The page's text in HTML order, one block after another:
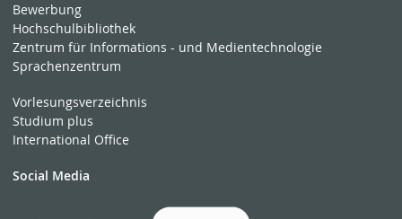
Bewerbung
Hochschulbibliothek
Zentrum für Informations - und Medientechnologie
Sprachenzentrum
Vorlesungsverzeichnis
Studium plus
International Office
Social Media